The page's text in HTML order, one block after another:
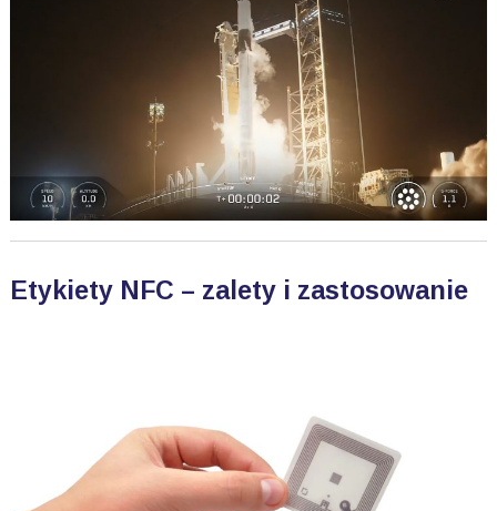
Etykiety NFC – zalety i zastosowanie